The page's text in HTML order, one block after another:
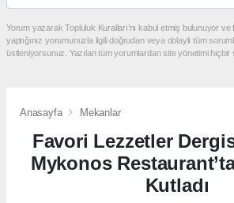
Yorum yazarak Topluluk Kuralları’nı kabul etmiş bulunuyor
yaptığınız yorumunuzla ilgili doğrudan veya dolaylı tüm
üstleniyorsunuz. Yazılan tüm yorumlardan site yönetimi hiçbir
Anasayfa Mekanlar
Favori Lezzetler
Mykonos
Kutladı